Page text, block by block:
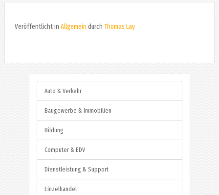
Veröffentlicht in Allgemein durch Thomas Lay
Auto & Verkehr
Baugewerbe & Immobilien
Bildung
Computer & EDV
Dienstleistung & Support
Einzelhandel